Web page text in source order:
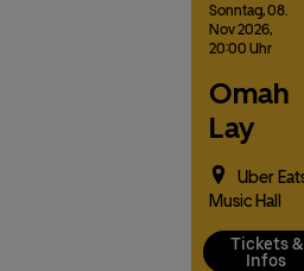
Sonntag,08.
Nov2026,
20:00 Uhr
Omah
Lay
Uber
Music Hall
Tickets &
Infos